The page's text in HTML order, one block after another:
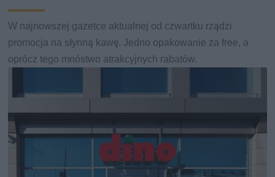
W najnowszej gazetce aktualnej od czwartku rządzi
promocja na słynną kawę. Jedno opakowanie za free, a
oprócz tego mnóstwo atrakcyjnych rabatów.